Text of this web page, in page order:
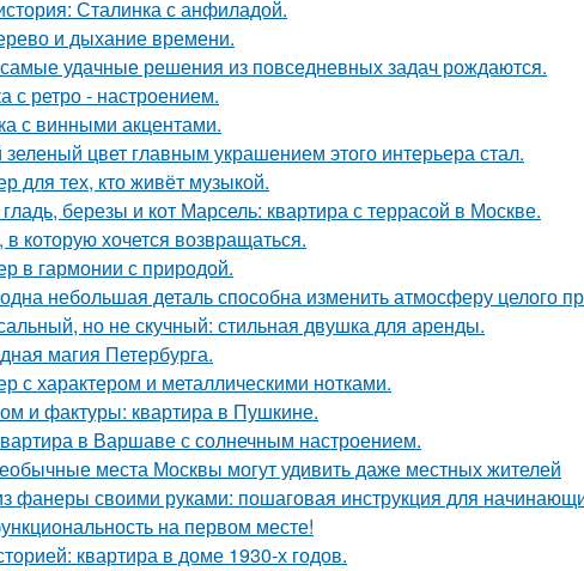
Сталинка с анфиладой.
и дыхание времени.
удачные решения из повседневных задач рождаются.
с ретро - настроением.
с винными акцентами.
цвет главным украшением этого интерьера стал.
для тех, кто живёт музыкой.
березы и кот Марсель: квартира с террасой в Москве.
которую хочется возвращаться.
в гармонии с природой.
небольшая деталь способна изменить атмосферу целого
но не скучный: стильная двушка для аренды.
магия Петербурга.
с характером и металлическими нотками.
и фактуры: квартира в Пушкине.
в Варшаве с солнечным настроением.
места Москвы могут удивить даже местных жителей
фанеры своими руками: пошаговая инструкция для
на первом месте!
квартира в доме 1930-х годов.